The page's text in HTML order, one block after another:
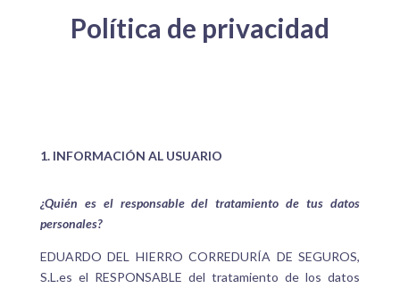
Política de privacidad
1. INFORMACIÓN AL USUARIO
¿Quién es el responsable del tratamiento de tus datos
personales?
EDUARDO DEL HIERRO CORREDURÍA DE SEGUROS,
S.L.es el RESPONSABLE del tratamiento de los datos